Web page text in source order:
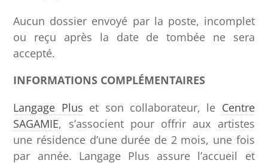
Aucun dossier envoyé par la poste, incomplet
ou reçu après la date de tombée ne sera
accepté.
INFORMATIONS COMPLÉMENTAIRES
Langage Plus et son collaborateur, le Centre
SAGAMIE, s’associent pour offrir aux artistes
une résidence d’une durée de 2 mois, une fois
par année. Langage Plus assure l’accueil et